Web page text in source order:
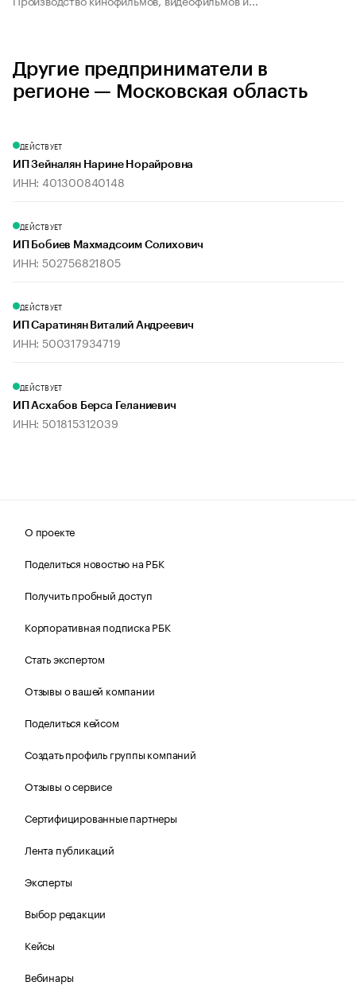
Другие предприниматели в
регионе — Московская область
ДЕЙСТВУЕТ
ИП Зейналян Нарине Норайровна
ИНН: 401300840148
ДЕЙСТВУЕТ
ИП Бобиев Махмадсоим Солихович
ИНН: 502756821805
ДЕЙСТВУЕТ
ИП Саратинян Виталий Андреевич
ИНН: 500317934719
ДЕЙСТВУЕТ
ИП Асхабов Берса Геланиевич
ИНН: 501815312039
О проекте
Поделиться новостью на РБК
Получить пробный доступ
Корпоративная подписка РБК
Стать экспертом
Отзывы о вашей компании
Поделиться кейсом
Создать профиль группы компаний
Отзывы о сервисе
Сертифицированные партнеры
Лента публикаций
Эксперты
Выбор редакции
Кейсы
Вебинары